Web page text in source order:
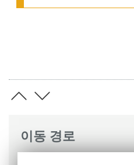
이동 경로